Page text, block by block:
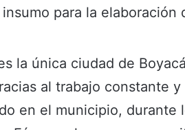
para la
la única ciudad de
al trabajo constante
en el municipio, durante